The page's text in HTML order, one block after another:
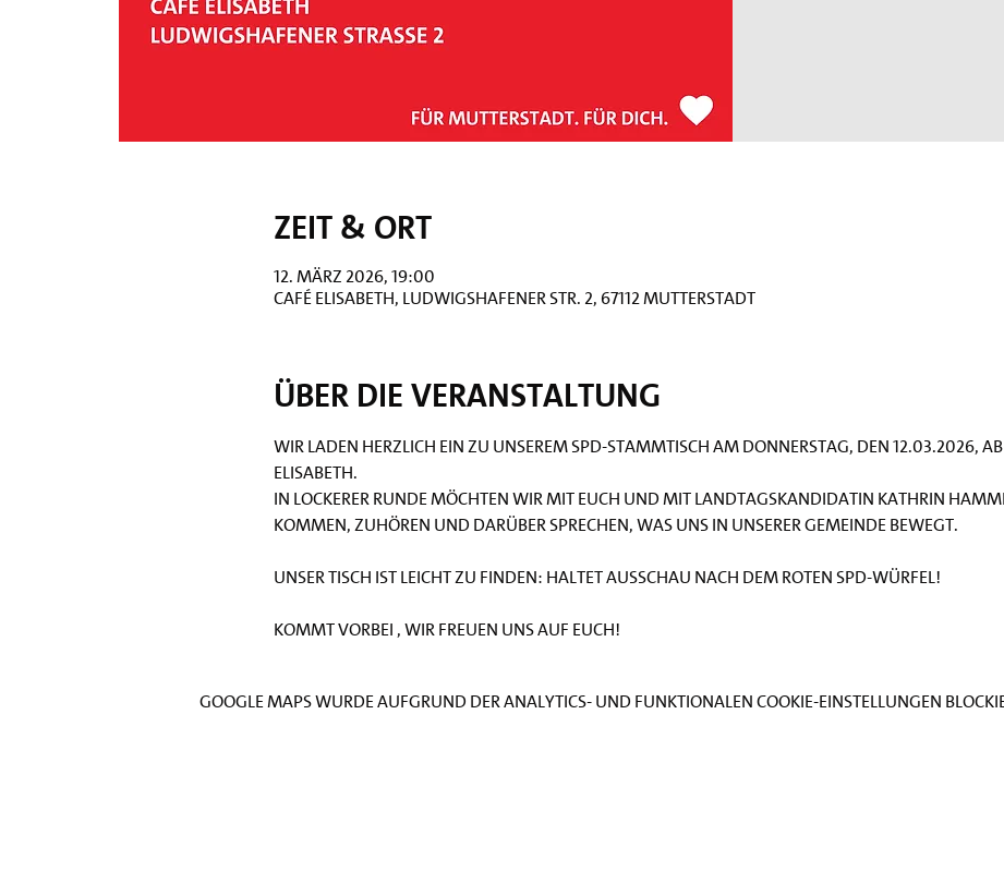
Zeit & Ort
12. März 2026, 19:00
Café Elisabeth, Ludwigshafener Str. 2, 67112 Mutterstadt
Über die Veranstaltung
Wir laden herzlich ein zu unserem SPD-Stammtisch am Donnerstag, den 12.03.2026, ab
Elisabeth.
In lockerer Runde möchten wir mit euch und mit Landtagskandidatin Kathrin
kommen, zuhören und darüber sprechen, was uns in unserer Gemeinde bewegt.
Unser Tisch ist leicht zu finden: Haltet Ausschau nach dem roten SPD-Würfel!
Kommt vorbei , wir freuen uns auf euch!
Google Maps wurde aufgrund der Analytics- und funktionalen Cookie-Einstellungen